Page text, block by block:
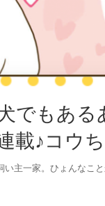
でもあ
載♪コウ
主一家。ひょんなこ